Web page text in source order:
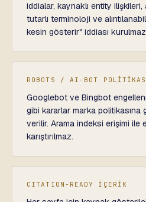
iddialar, kaynaklı entity ilişkileri,
tutarlı terminoloji ve
kesin gösterir" iddiası
ROBOTS / AI-BOT
Googlebot ve Bingbot
gibi kararlar marka politikasına
verilir. Arama indeksi erişimi ile
karıştırılmaz.
CITATION-READY İÇERİK